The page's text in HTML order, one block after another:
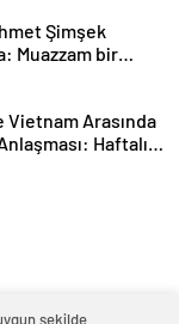
Şimşek
Muazzam bir
var
Vietnam Arasında
Haftalık
şekilde